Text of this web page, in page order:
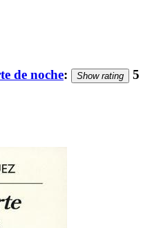
de noche: Show rating
5